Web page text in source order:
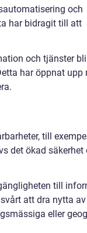
och
har bidragit till att
och tjänster bli
har öppnat upp
till
det ökad säkerhet
till
att dra nytta
eller